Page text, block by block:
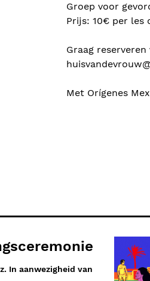
Groep voor
Prijs: 10€ per les
Graag
Met Orígenes
In aanwezigheid van